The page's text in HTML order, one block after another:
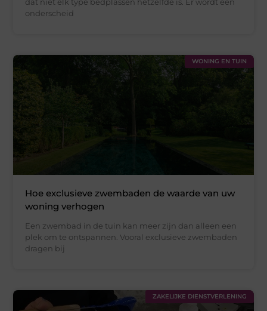
onderscheid
WONING EN TUIN
Hoe exclusieve zwembaden de waarde van uw
woning verhogen
Een zwembad in de tuin kan meer zijn dan alleen een
plek om te ontspannen. Vooral exclusieve zwembaden
dragen bij
ZAKELIJKE DIENSTVERLENING